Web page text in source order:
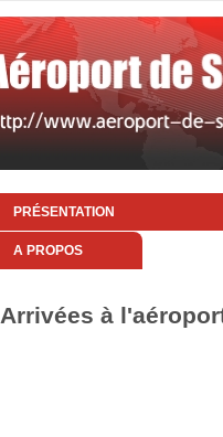
PRÉSENTATION
A PROPOS
Arrivées à